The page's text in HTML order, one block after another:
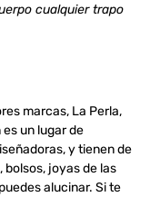
cualquier trapo
marcas, La Perla,
un lugar de
y tienen de
joyas de las
alucinar. Si te